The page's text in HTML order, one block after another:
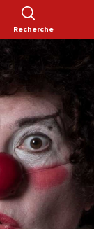
Recherche